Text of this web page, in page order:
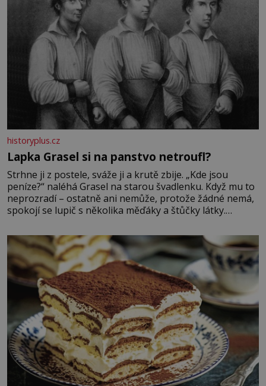
historyplus.cz
Lapka Grasel si na panstvo netroufl?
Strhne ji z postele, sváže ji a krutě zbije. „Kde jsou
peníze?“ naléhá Grasel na starou švadlenku. Když mu to
neprozradí – ostatně ani nemůže, protože žádné nemá,
spokojí se lupič s několika měďáky a štůčky látky.
krutý. Jeho činy budí hrůzu ještě dlouho po jeho smrti